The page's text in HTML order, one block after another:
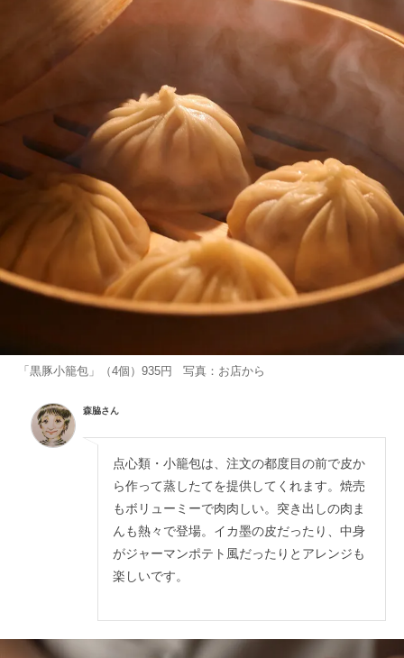
「黒豚小籠包」（4個）935円 写真：お店から
森脇さん
点心類・小籠包は、注文の都度目の前で皮か
ら作って蒸したてを提供してくれます。焼売
もボリューミーで肉肉しい。突き出しの肉ま
んも熱々で登場。イカ墨の皮だったり、中身
がジャーマンポテト風だったりとアレンジも
楽しいです。